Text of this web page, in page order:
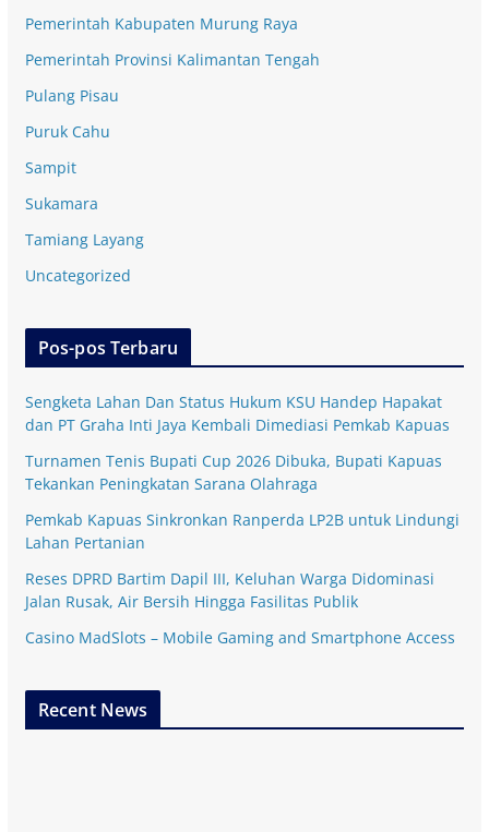
Pemerintah Kabupaten Murung Raya
Pemerintah Provinsi Kalimantan Tengah
Pulang Pisau
Puruk Cahu
Sampit
Sukamara
Tamiang Layang
Uncategorized
Pos-pos Terbaru
Sengketa Lahan Dan Status Hukum KSU Handep Hapakat
dan PT Graha Inti Jaya Kembali Dimediasi Pemkab Kapuas
Turnamen Tenis Bupati Cup 2026 Dibuka, Bupati Kapuas
Tekankan Peningkatan Sarana Olahraga
Pemkab Kapuas Sinkronkan Ranperda LP2B untuk Lindungi
Lahan Pertanian
Reses DPRD Bartim Dapil III, Keluhan Warga Didominasi
Jalan Rusak, Air Bersih Hingga Fasilitas Publik
Casino MadSlots – Mobile Gaming and Smartphone Access
Recent News